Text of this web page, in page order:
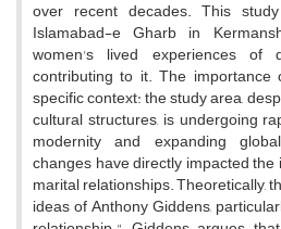
over recent decades. This
Islamabad-e Gharb in
women's lived experiences of
contributing to it. The
specific context: the study area,
cultural structures, is undergoing
modernity and expanding
changes have directly impacted
marital relationships. Theoretically,
ideas of Anthony Giddens,